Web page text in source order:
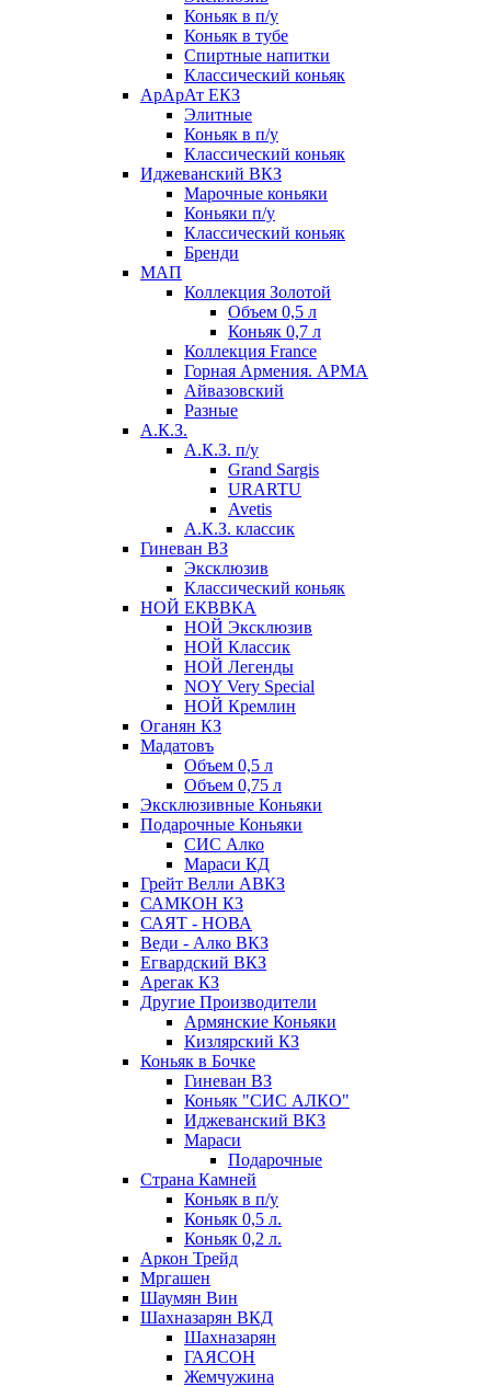
Коньяк в п/у
Коньяк в тубе
Спиртные напитки
Классический коньяк
АрАрАт ЕКЗ
Элитные
Коньяк в п/у
Классический коньяк
Иджеванский ВКЗ
Марочные коньяки
Коньяки п/у
Классический коньяк
Бренди
МАП
Коллекция Золотой
Объем 0,5 л
Коньяк 0,7 л
Коллекция France
Горная Армения. АРМА
Айвазовский
Разные
А.К.З.
А.К.З. п/у
Grand Sargis
URARTU
Avetis
А.К.З. классик
Гиневан ВЗ
Эксклюзив
Классический коньяк
НОЙ ЕКВВКА
НОЙ Эксклюзив
НОЙ Классик
НОЙ Легенды
NOY Very Speсial
НОЙ Кремлин
Оганян КЗ
Мадатовъ
Объем 0,5 л
Объем 0,75 л
Эксклюзивные Коньяки
Подарочные Коньяки
СИС Алко
Мараси КД
Грейт Велли АВКЗ
САМКОН КЗ
САЯТ - НОВА
Веди - Алко ВКЗ
Егвардский ВКЗ
Арегак КЗ
Другие Производители
Армянские Коньяки
Кизлярский КЗ
Коньяк в Бочке
Гиневан ВЗ
Коньяк "СИС АЛКО"
Иджеванский ВКЗ
Мараси
Подарочные
Страна Камней
Коньяк в п/у
Коньяк 0,5 л.
Коньяк 0,2 л.
Аркон Трейд
Мргашен
Шаумян Вин
Шахназарян ВКД
Шахназарян
ГАЯСОН
Жемчужина